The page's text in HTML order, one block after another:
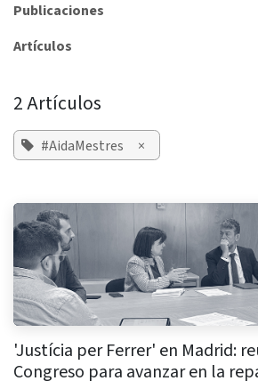
Publicaciones
Artículos
2 Artículos
#AidaMestres ×
'Justícia per Ferrer' en Madrid:
Congreso para avanzar en la